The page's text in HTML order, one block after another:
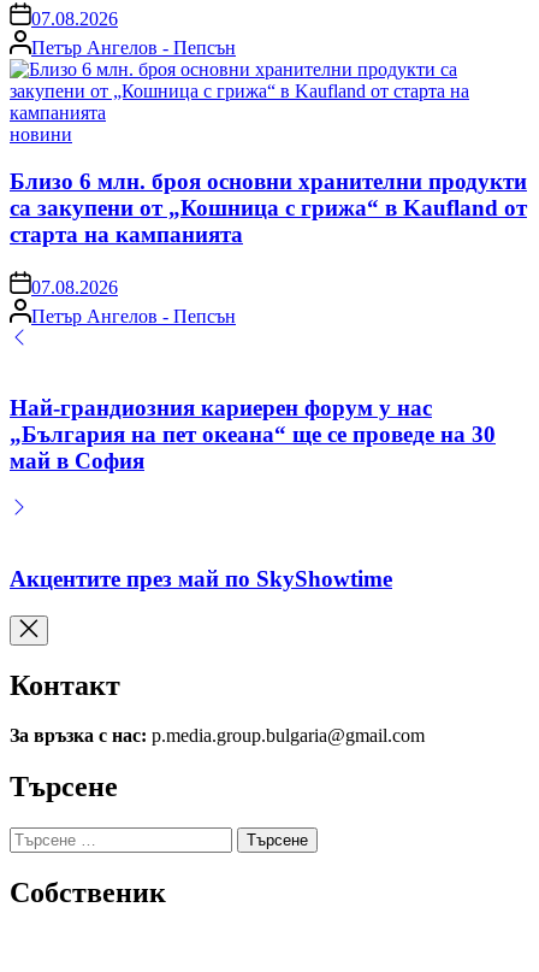
on07.08.2026
Posted
by
Петър Ангелов - Пепсън
Posted
новини
Близо 6 млн. броя основни хранителни продукти
са закупени от „Кошница с грижа“ в Kaufland от
старта на кампанията
on07.08.2026
Posted
by
Петър Ангелов - Пепсън
Най-грандиозния кариерен форум у нас
„България на пет океана“ ще се проведе на 30
май в София
Акцентите през май по SkyShowtime
Контакт
За връзка с нас: p.media.group.bulgaria@gmail.com
Търсене
Търсене
за:
Собственик